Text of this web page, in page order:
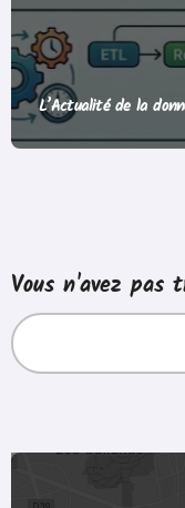
L’Actualité de la
Vous n'avez pas